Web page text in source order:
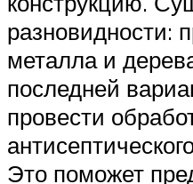
разновидности:
металла и
последней
провести
Это поможет